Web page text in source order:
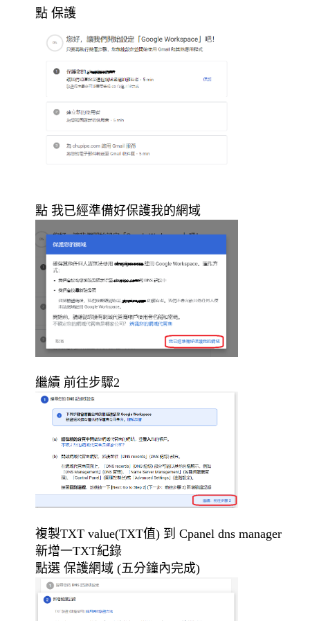
點 保護
點 我已經準備好保護我的網域
繼續 前往步驟2
複製TXT value(TXT值) 到 Cpanel dns manager
新增一TXT紀錄
點選 保護網域 (五分鐘內完成)